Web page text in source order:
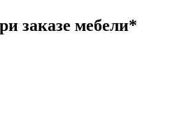
заказе мебели*